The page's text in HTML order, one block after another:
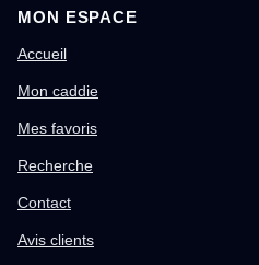
MON ESPACE
Accueil
Mon caddie
Mes favoris
Recherche
Contact
Avis clients